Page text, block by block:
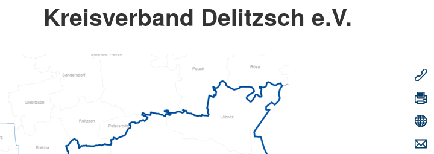
Kreisverband Delitzsch e.V.